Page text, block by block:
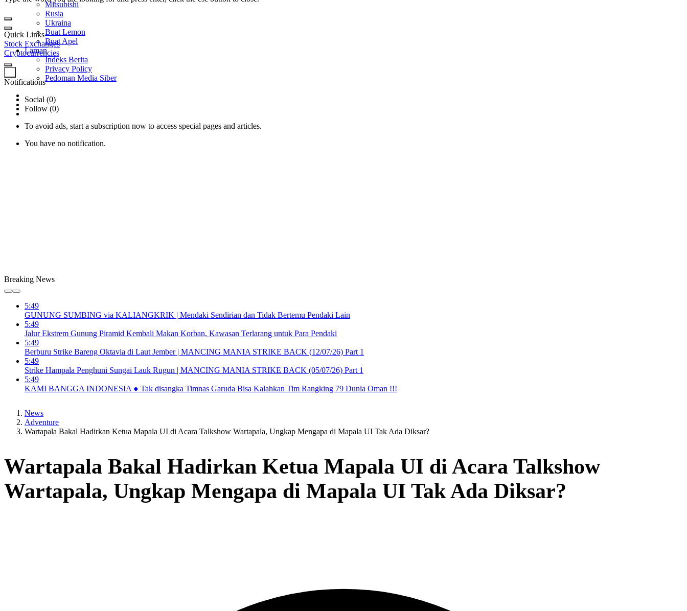
Quick Links
Stock Exchanges
Cryptocurrencies
Notifications
Social (0)
Follow (0)
To avoid ads, start a subscription now to access special pages and articles.
You have no notification.
Mitsubishi
Rusia
Ukraina
Buat Lemon
Buat Apel
Laman
Indeks Berita
Privacy Policy
Pedoman Media Siber
Breaking News
5:49
GUNUNG SUMBING via KALIANGKRIK | Mendaki Sendirian dan Tidak Bertemu Pendaki Lain
5:49
Jalur Ekstrem Gunung Piramid Kembali Makan Korban, Kawasan Terlarang untuk Para Pendaki
5:49
Berburu Strike Bareng Oktavia di Laut Jember | MANCING MANIA STRIKE BACK (12/07/26) Part 1
5:49
Strike Hampala Penghuni Sungai Lauk Rugun | MANCING MANIA STRIKE BACK (05/07/26) Part 1
5:49
KAMI BANGGA INDONESIA ● Tak disangka Timnas Garuda Bisa Kalahkan Tim Rangking 79 Dunia Oman !!!
News
Adventure
Wartapala Bakal Hadirkan Ketua Mapala UI di Acara Talkshow Wartapala, Ungkap Mengapa di Mapala UI Tak Ada Diksar?
Wartapala Bakal Hadirkan Ketua Mapala UI di Acara Talkshow
Wartapala, Ungkap Mengapa di Mapala UI Tak Ada Diksar?